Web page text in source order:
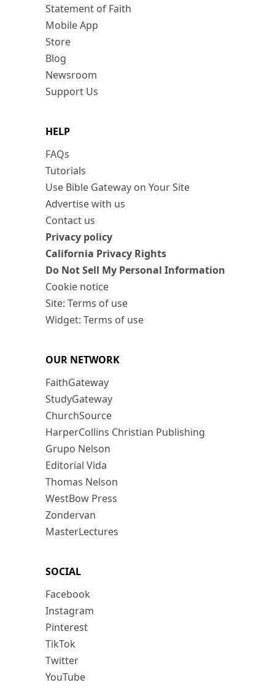
Statement of Faith
Mobile App
Store
Blog
Newsroom
Support Us
HELP
FAQs
Tutorials
Use Bible Gateway on Your Site
Advertise with us
Contact us
Privacy policy
California Privacy Rights
Do Not Sell My Personal Information
Cookie notice
Site: Terms of use
Widget: Terms of use
OUR NETWORK
FaithGateway
StudyGateway
ChurchSource
HarperCollins Christian Publishing
Grupo Nelson
Editorial Vida
Thomas Nelson
WestBow Press
Zondervan
MasterLectures
SOCIAL
Facebook
Instagram
Pinterest
TikTok
Twitter
YouTube